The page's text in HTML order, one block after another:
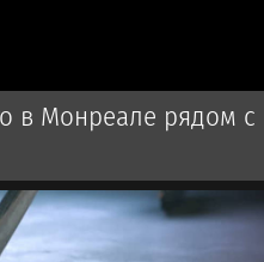
в Монреале рядом с